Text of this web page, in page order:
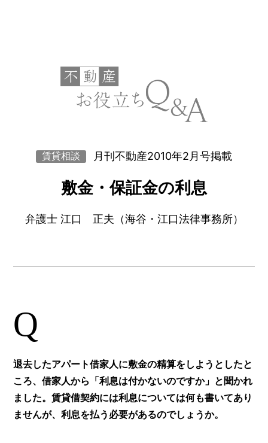
賃貸相談 月刊不動産2010年2月号掲載
敷金・保証金の利息
弁護士 江口 正夫（海谷・江口法律事務所）
Q
退去したアパート借家人に敷金の精算をしようとしたと
ころ、借家人から「利息は付かないのですか」と聞かれ
ました。賃貸借契約には利息については何も書いてあり
ませんが、利息を払う必要があるのでしょうか。